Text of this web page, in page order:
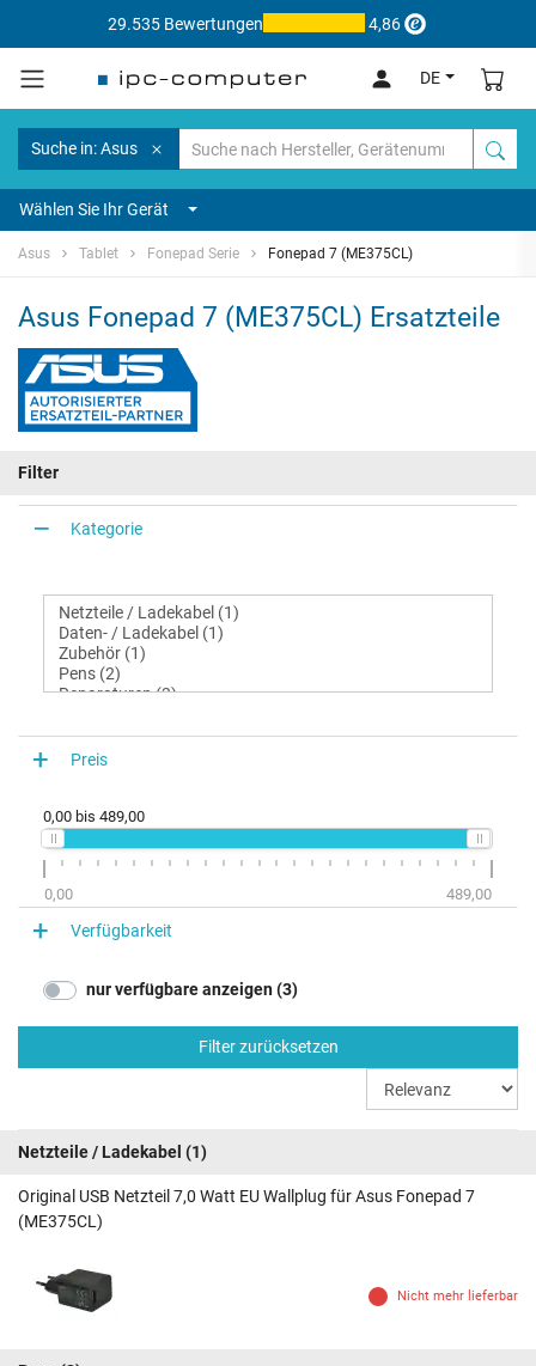
29.535 Bewertungen 4,86
DE
Suche in: Asus
Wählen Sie Ihr Gerät
Asus Tablet Fonepad Serie Fonepad 7 (ME375CL)
Asus Fonepad 7 (ME375CL) Ersatzteile
Filter
Kategorie
Preis
0,00 bis 489,00
0,00 489,00
Verfügbarkeit
nur verfügbare anzeigen (3)
Filter zurücksetzen
Netzteile / Ladekabel (1)
Original USB Netzteil 7,0 Watt EU Wallplug für Asus Fonepad 7
(ME375CL)
Nicht mehr lieferbar